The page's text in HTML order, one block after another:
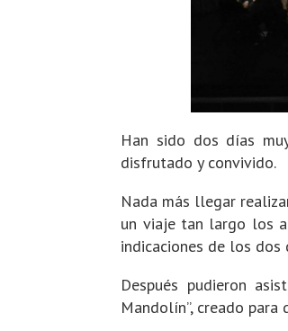
Han sido dos días
disfrutado y convivido.
Nada más llegar
un viaje tan largo los
indicaciones de los dos
Después pudieron
Mandolín”, creado